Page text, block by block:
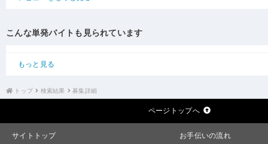
こんな単発バイトも見られています
もっと見る
トップ 検索結果 募集詳細
ページトップへ
サイトトップ
お手伝いの流れ